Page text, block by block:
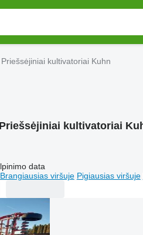
Priešsėjiniai kultivatoriai Kuhn
Priešsėjiniai kultivatoriai
data
Brangiausias viršuje Pigiausias viršuje